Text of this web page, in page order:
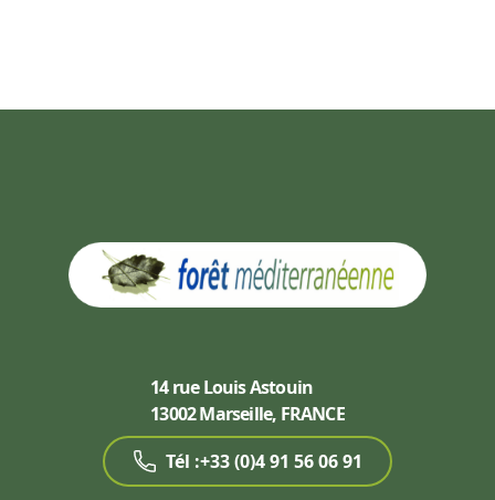
14 rue Louis Astouin
13002 Marseille, FRANCE
Tél :+33 (0)4 91 56 06 91